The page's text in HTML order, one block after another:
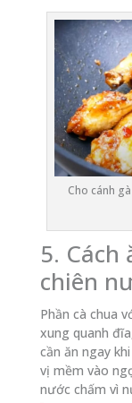
Cho cánh
5. Cách
chiên
Phần cà chua
xung quanh
cần ăn ngay
vị mềm vào
nước chấm vì